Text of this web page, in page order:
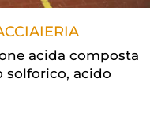
acida composta
solforico, acido